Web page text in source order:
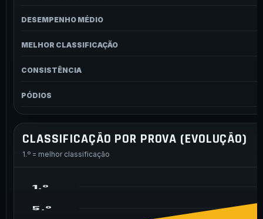
DESEMPENHO MÉDIO
MELHOR CLASSIFICAÇÃO
CONSISTÊNCIA
PÓDIOS
CLASSIFICAÇÃO POR PROVA (EVOLUÇÃO)
1.º = melhor classificação
1.º
5.º